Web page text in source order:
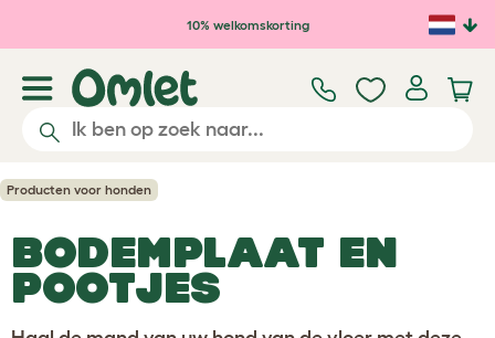
Ga naar de hoofdinhoud
10% welkomskorting
Producten voor honden
BODEMPLAAT EN
POOTJES